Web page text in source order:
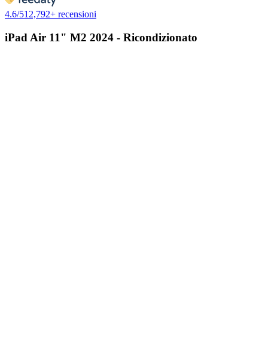
4.6/512,792+ recensioni
iPad Air 11" M2 2024 - Ricondizionato